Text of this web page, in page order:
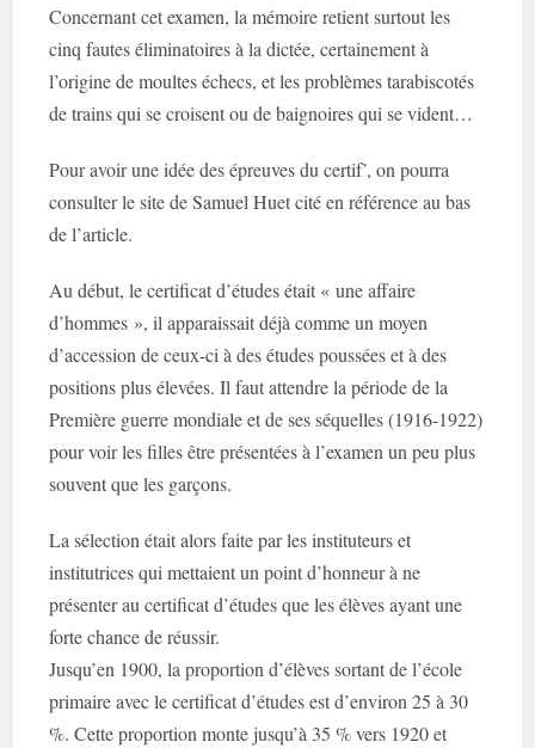
Concernant cet examen, la mémoire retient surtout les
cinq fautes éliminatoires à la dictée, certainement à
l’origine de moultes échecs, et les problèmes tarabiscotés
de trains qui se croisent ou de baignoires qui se vident…
Pour avoir une idée des épreuves du certif’, on pourra
consulter le site de Samuel Huet cité en référence au bas
de l’article.
Au début, le certificat d’études était « une affaire
d’hommes », il apparaissait déjà comme un moyen
d’accession de ceux-ci à des études poussées et à des
positions plus élevées. Il faut attendre la période de la
Première guerre mondiale et de ses séquelles (1916-1922)
pour voir les filles être présentées à l’examen un peu plus
souvent que les garçons.
La sélection était alors faite par les instituteurs et
institutrices qui mettaient un point d’honneur à ne
présenter au certificat d’études que les élèves ayant une
forte chance de réussir.
Jusqu’en 1900, la proportion d’élèves sortant de l’école
primaire avec le certificat d’études est d’environ 25 à 30
%. Cette proportion monte jusqu’à 35 % vers 1920 et